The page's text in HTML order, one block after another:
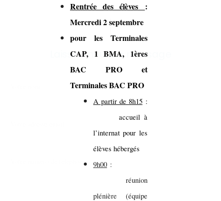
Rentrée des élèves :
Mercredi 2 septembre
pour les Terminales
CAP, 1 BMA, 1ères
BAC PRO et
Terminales BAC PRO
A partir de 8h15:
accueil à
l’internat pour les
élèves hébergés
9h00 :
réunion
plénière (équipe
Laissez-nous un message